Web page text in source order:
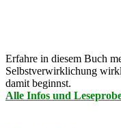
Erfahre in diesem Buch
Selbstverwirklichung
damit beginnst.
Alle Infos und